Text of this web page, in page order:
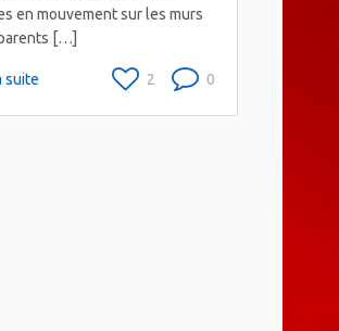
en mouvement sur les murs
[…]
suite 0
2